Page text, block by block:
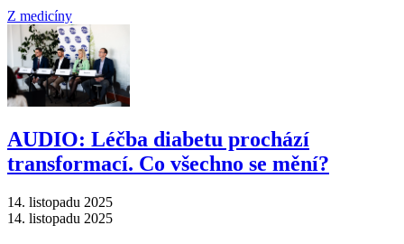
Z medicíny
AUDIO: Léčba diabetu prochází
transformací. Co všechno se mění?
14. listopadu 2025
14. listopadu 2025